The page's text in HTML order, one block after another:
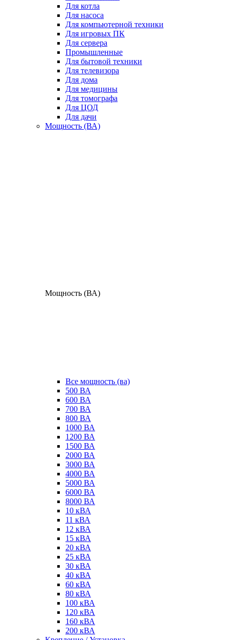
Для котла
Для насоса
Для компьютерной техники
Для игровых ПК
Для сервера
Промышленные
Для бытовой техники
Для телевизора
Для дома
Для медицины
Для томографа
Для ЦОД
Для дачи
Мощность (ВА)
Мощность (ВА)
Все мощность (ва)
500 ВА
600 ВА
700 ВА
800 ВА
1000 ВА
1200 ВА
1500 ВА
2000 ВА
3000 ВА
4000 ВА
5000 ВА
6000 ВА
8000 ВА
10 кВА
11 кВА
12 кВА
15 кВА
20 кВА
25 кВА
30 кВА
40 кВА
60 кВА
80 кВА
100 кВА
120 кВА
160 кВА
200 кВА